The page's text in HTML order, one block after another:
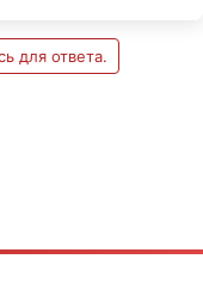
для ответа.